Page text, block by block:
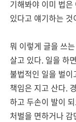
기해봐야 이미 법
있다고 얘기하는
뭐 이렇게 글을 쓰
살고 있다. 일을 하
불법적인 일을 벌
책임은 지고 산다.
하고 두손이 발이
처벌을 면하거나